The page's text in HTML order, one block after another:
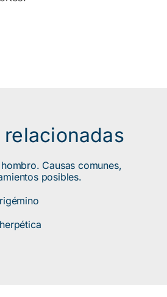
relacionadas
Causas comunes,
posibles.